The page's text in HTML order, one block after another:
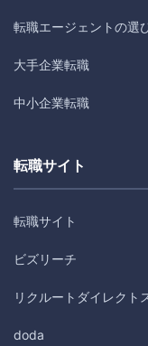
転職エージェントの選
大手企業転職
中小企業転職
転職サイト
転職サイト
ビズリーチ
リクルートダイレクト
doda